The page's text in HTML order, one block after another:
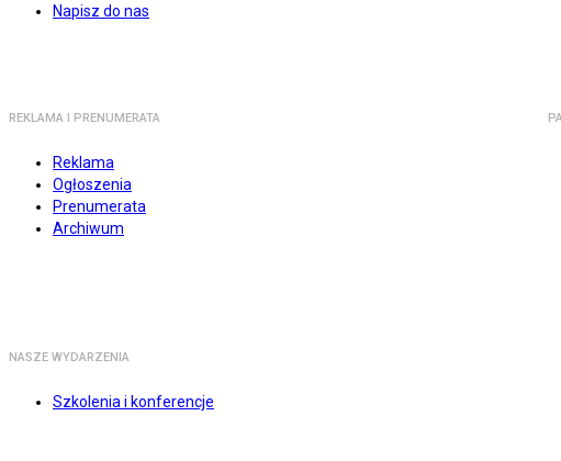
Napisz do nas
REKLAMA I PRENUMERATA
Reklama
Ogłoszenia
Prenumerata
Archiwum
NASZE WYDARZENIA
Szkolenia i konferencje